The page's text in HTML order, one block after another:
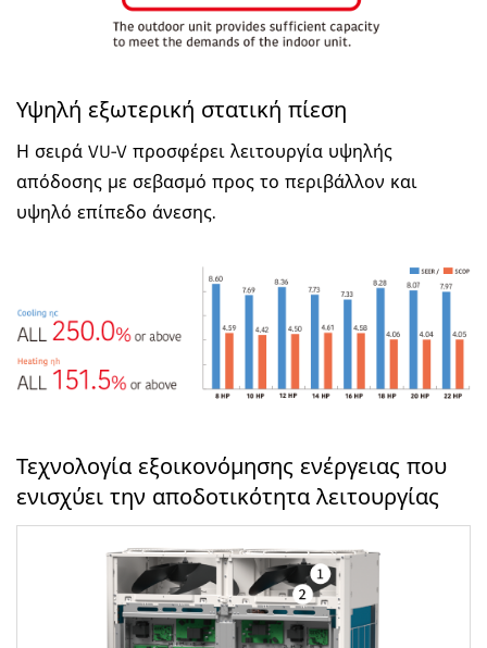
Υψηλή εξωτερική στατική πίεση
Η σειρά VU-V προσφέρει λειτουργία υψηλής
απόδοσης με σεβασμό προς το περιβάλλον και
υψηλό επίπεδο άνεσης.
Τεχνολογία εξοικονόμησης ενέργειας που
ενισχύει την αποδοτικότητα λειτουργίας